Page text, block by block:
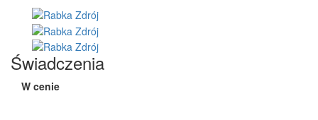
Świadczenia
W cenie